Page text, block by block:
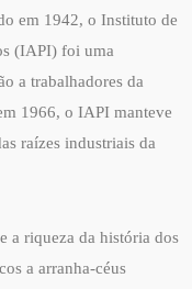
em 1942, o Instituto de
(IAPI) foi uma
a trabalhadores da
1966, o IAPI manteve
raízes industriais da
a riqueza da história dos
a arranha-céus